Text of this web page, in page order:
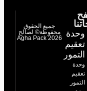
وحدة
تعقيم
التمور
وحدة
تعقيم
التمور
جميع الحقوق
محفوظة© لصالح
Agha Pack 2026